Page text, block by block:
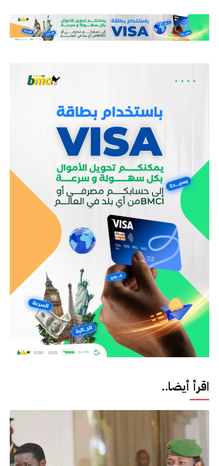
اقرأ أيضا..